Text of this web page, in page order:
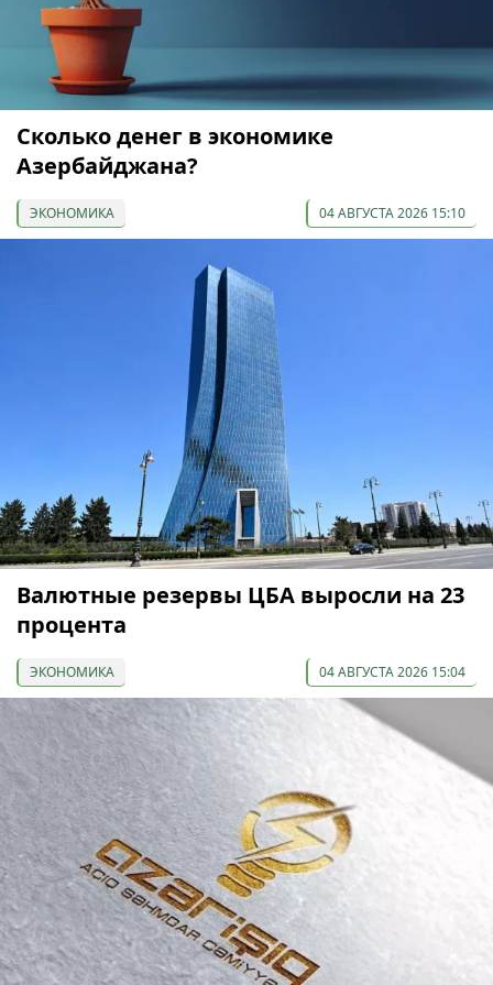
Сколько денег в экономике
Азербайджана?
ЭКОНОМИКА 04 АВГУСТА 2026 15:10
Валютные резервы ЦБА выросли на 23
процента
ЭКОНОМИКА 04 АВГУСТА 2026 15:04